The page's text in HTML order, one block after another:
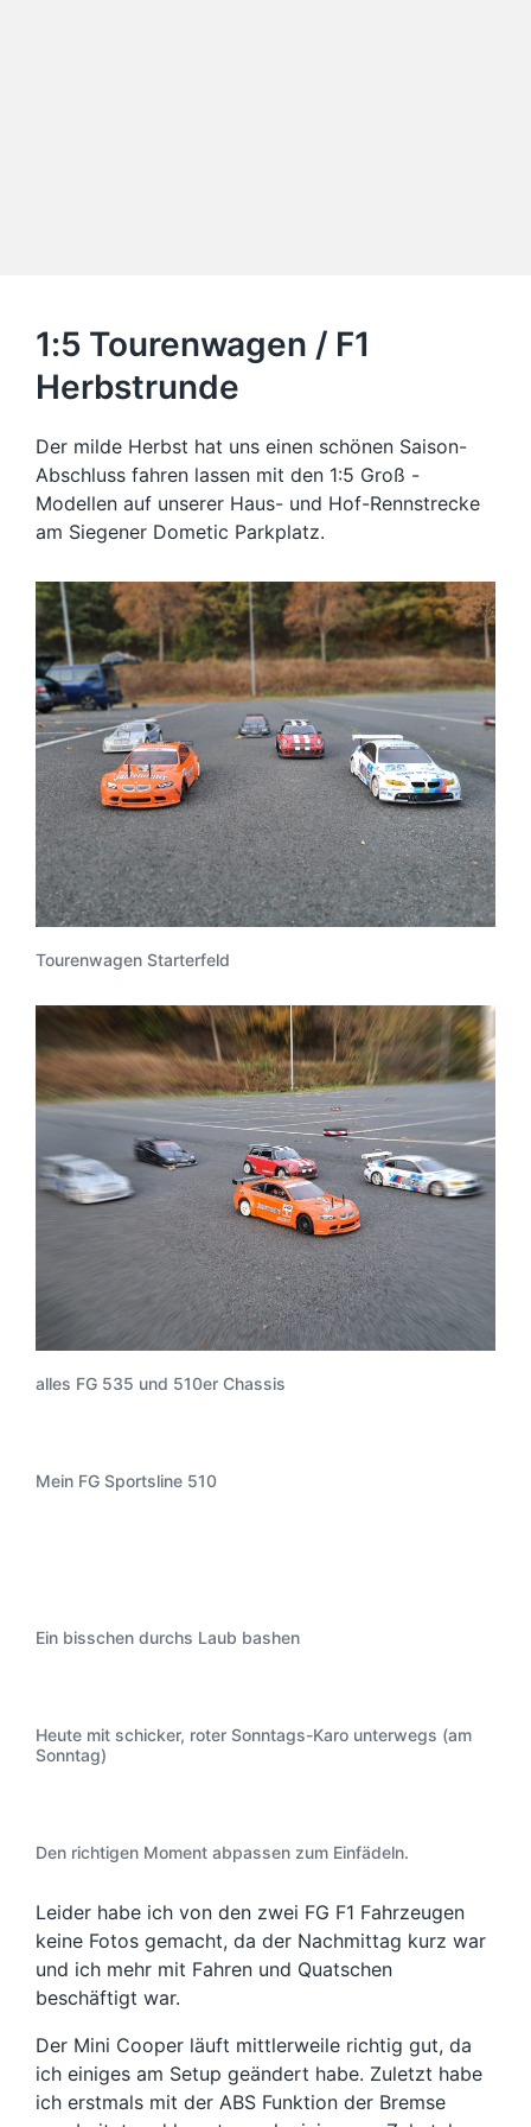
1:5 Tourenwagen / F1
Herbstrunde
Der milde Herbst hat uns einen schönen Saison-
Abschluss fahren lassen mit den 1:5 Groß -
Modellen auf unserer Haus- und Hof-Rennstrecke
am Siegener Dometic Parkplatz.
Tourenwagen Starterfeld
alles FG 535 und 510er Chassis
Mein FG Sportsline 510
Ein bisschen durchs Laub bashen
Heute mit schicker, roter Sonntags-Karo unterwegs (am
Sonntag)
Den richtigen Moment abpassen zum Einfädeln.
Leider habe ich von den zwei FG F1 Fahrzeugen
keine Fotos gemacht, da der Nachmittag kurz war
und ich mehr mit Fahren und Quatschen
beschäftigt war.
Der Mini Cooper läuft mittlerweile richtig gut, da
ich einiges am Setup geändert habe. Zuletzt habe
ich erstmals mit der ABS Funktion der Bremse